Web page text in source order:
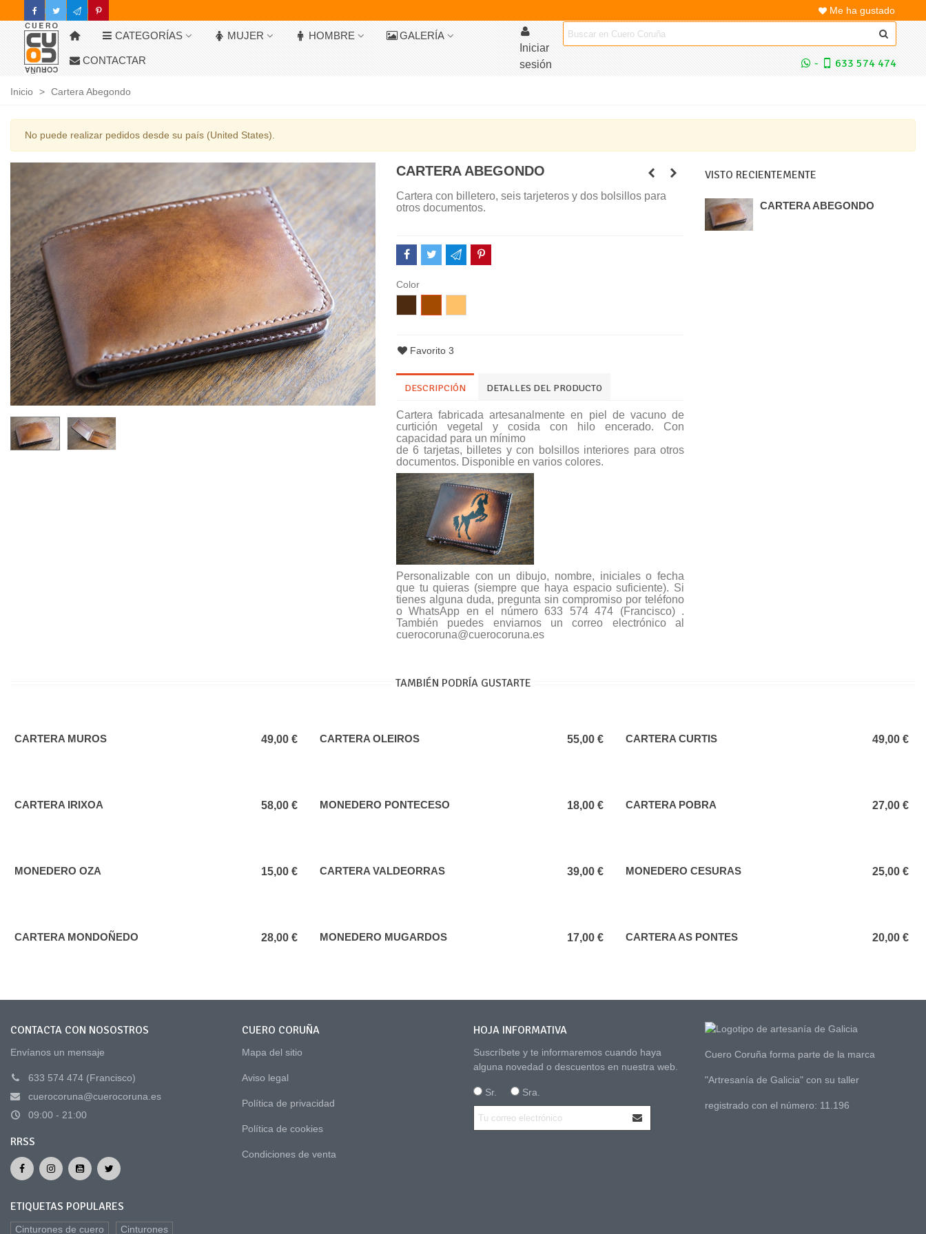
Me ha gustado
CATEGORÍAS MUJER HOMBRE GALERÍA
CONTACTAR
Iniciar
sesión
- 633 574 474
Inicio > Cartera Abegondo
No puede realizar pedidos desde su país (United States).
CARTERA ABEGONDO
Cartera con billetero, seis tarjeteros y dos bolsillos para
otros documentos.
Color
Favorito 3
DESCRIPCIÓN DETALLES DEL PRODUCTO
Cartera fabricada artesanalmente en piel de vacuno de
curtición vegetal y cosida con hilo encerado. Con
capacidad para un mínimo
de 6 tarjetas, billetes y con bolsillos interiores para otros
documentos. Disponible en varios colores.
Personalizable con un dibujo, nombre, iniciales o fecha
que tu quieras (siempre que haya espacio suficiente). Si
tienes alguna duda, pregunta sin compromiso por teléfono
o WhatsApp en el número 633 574 474 (Francisco) .
También puedes enviarnos un correo electrónico al
cuerocoruna@cuerocoruna.es
VISTO RECIENTEMENTE
CARTERA ABEGONDO
TAMBIÉN PODRÍA GUSTARTE
Añadir al carrito
CARTERA MUROS 49,00 € Añadir al carrito
CARTERA OLEIROS 55,00 € Añadir al carrito
CARTERA CURTIS 49,00 €
Añadir al carrito
CARTERA IRIXOA 58,00 € Añadir al carrito
MONEDERO PONTECESO 18,00 € Añadir al carrito
CARTERA POBRA 27,00 €
Añadir al carrito
MONEDERO OZA 15,00 € Añadir al carrito
CARTERA VALDEORRAS 39,00 € Añadir al carrito
MONEDERO CESURAS 25,00 €
Añadir al carrito
CARTERA MONDOÑEDO 28,00 € Añadir al carrito
MONEDERO MUGARDOS 17,00 € Añadir al carrito
CARTERA AS PONTES 20,00 €
CONTACTA CON NOSOSTROS
Envíanos un mensaje
633 574 474 (Francisco)
cuerocoruna@cuerocoruna.es
09:00 - 21:00
RRSS
ETIQUETAS POPULARES
Cinturones de cuero Cinturones
CUERO CORUÑA
Mapa del sitio
Aviso legal
Política de privacidad
Política de cookies
Condiciones de venta
HOJA INFORMATIVA
Suscríbete y te informaremos cuando haya
alguna novedad o descuentos en nuestra web.
Sr. Sra.
Cuero Coruña forma parte de la marca
"Artresanía de Galicia" con su taller
registrado con el número: 11.196